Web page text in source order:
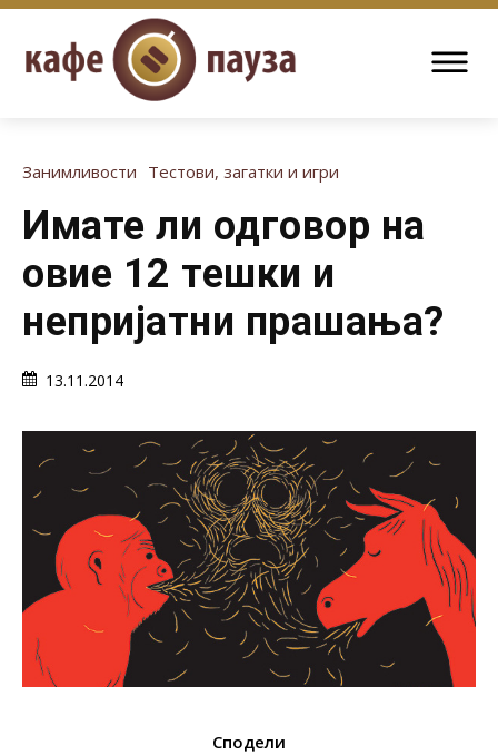
Занимливости Тестови, загатки и игри
Имате ли одговор на
овие 12 тешки и
непријатни прашања?
13.11.2014
Сподели